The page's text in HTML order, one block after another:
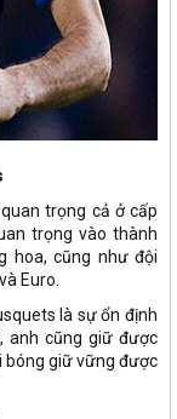
trọng cả ở cấp
trọng vào thành
hoa, cũng như đội
Euro.
là sự ổn định
anh cũng giữ được
bóng giữ vững được